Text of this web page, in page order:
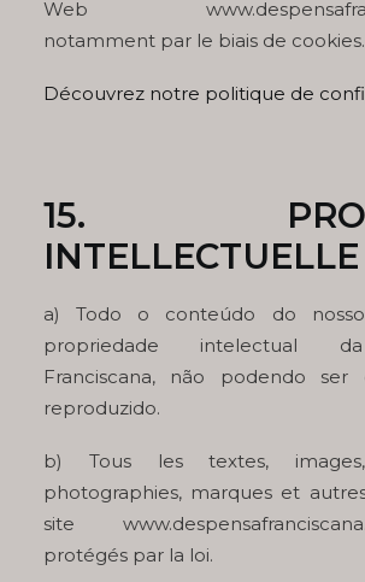
Web
notamment par le biais de cookies.
Découvrez notre politique de
15.
INTELLECTUELLE
a) Todo o conteúdo do
propriedade intelectual
Franciscana, não podendo ser
reproduzido.
b) Tous les textes, images,
photographies, marques et
site
protégés par la loi.